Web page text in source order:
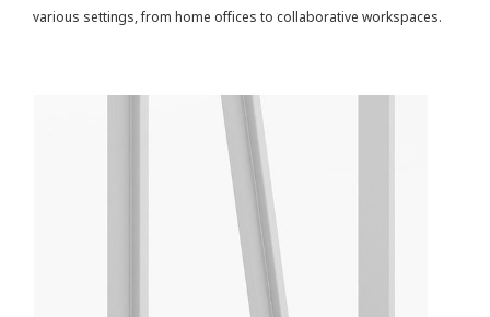
various settings, from home offices to collaborative workspaces.